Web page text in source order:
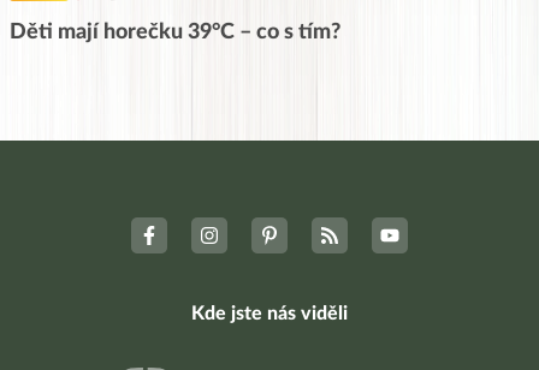
Děti mají horečku 39°C – co s tím?
Kde jste nás viděli